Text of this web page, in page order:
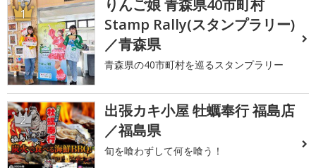
1
りんご娘 青森県40市町村
Stamp Rally(スタンプラリー)
／青森県
青森県の40市町村を巡るスタンプラリー
2
出張カキ小屋 牡蠣奉行 福島店
／福島県
旬を喰わずして何を喰う！